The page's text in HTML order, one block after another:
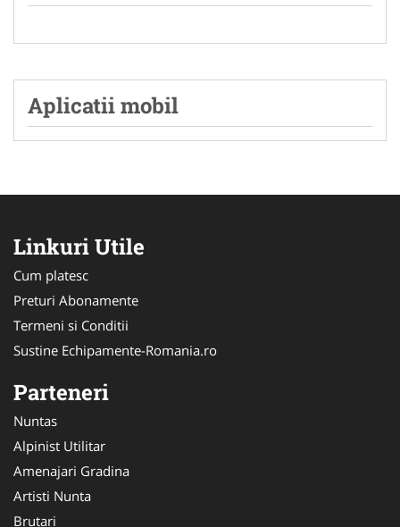
Aplicatii mobil
Linkuri Utile
Cum platesc
Preturi Abonamente
Termeni si Conditii
Sustine Echipamente-Romania.ro
Parteneri
Nuntas
Alpinist Utilitar
Amenajari Gradina
Artisti Nunta
Brutari